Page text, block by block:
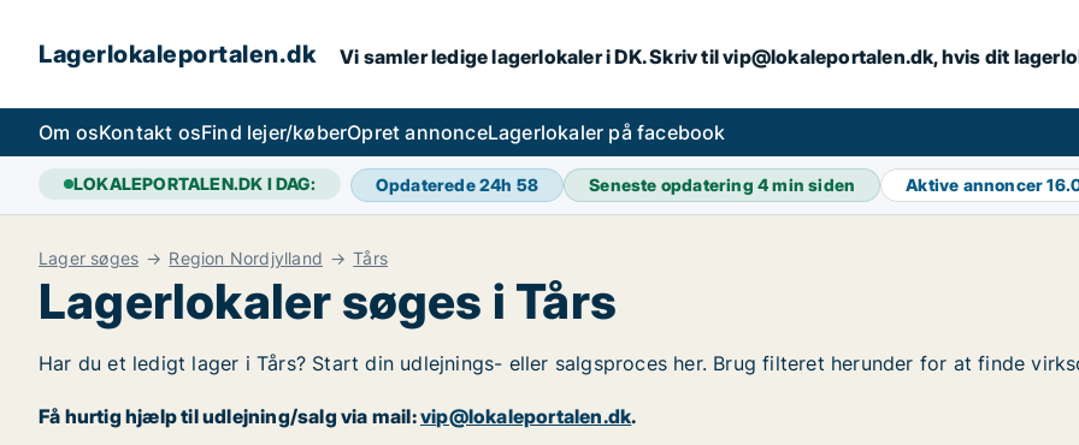
Lagerlokaleportalen.dk Vi samler ledige lagerlokaler i DK. Skriv til vip@lokaleportalen.dk, hvis dit
Om osKontakt osFind lejer/køberOpret annonceLagerlokaler på facebook
LOKALEPORTALEN.DK I DAG: Opdaterede 24h 58 Seneste opdatering4 min siden Aktive annoncer
Lager søges Region Nordjylland Tårs
Lagerlokaler søges i Tårs
Har du et ledigt lager i Tårs? Start din udlejnings- eller salgsproces her. Brug filteret herunder for at finde
Få hurtig hjælp til udlejning/salg via mail:vip@lokaleportalen.dk.